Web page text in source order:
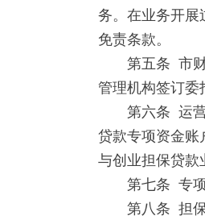
务。在业务开展
免责条款。
第五条 市财政
管理机构签订委
第六条 运营管
贷款专项资金账
与创业担保贷款
第七条 专项资
第八条 担保机